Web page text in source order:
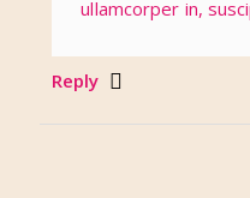
ullamcorper in,
Reply